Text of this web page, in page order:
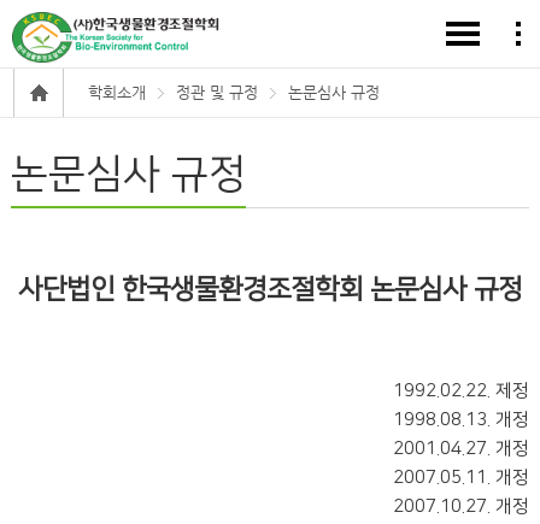
학회소개 정관 및 규정 논문심사 규정
논문심사 규정
사단법인 한국생물환경조절학회 논문심사 규정
1992.02.22. 제정
1998.08.13. 개정
2001.04.27. 개정
2007.05.11. 개정
2007.10.27. 개정